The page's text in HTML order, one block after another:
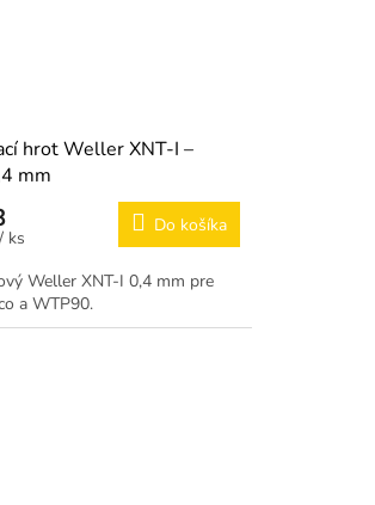
hrot Weller XNT-I –
mm
/ ks
Do košíka
Weller XNT-I 0,4 mm pre
a WTP90.